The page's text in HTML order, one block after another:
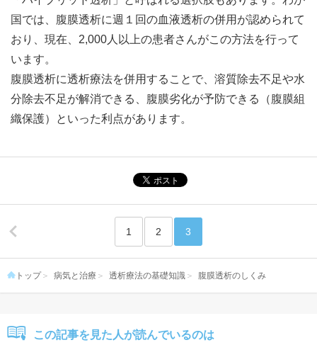
国では、腹膜透析に週１回の血液透析の併用が認められて
おり、現在、2,000人以上の患者さんがこの方法を行って
います。
腹膜透析に透析療法を併用することで、溶質除去不足や水
分除去不足が解消できる、腹膜劣化が予防できる（腹膜組
織保護）といった利点があります。
1 2 3
トップ 病気と治療 透析療法の基礎知識 腹膜透析のしくみ
この記事を見た人が読んでいるのは